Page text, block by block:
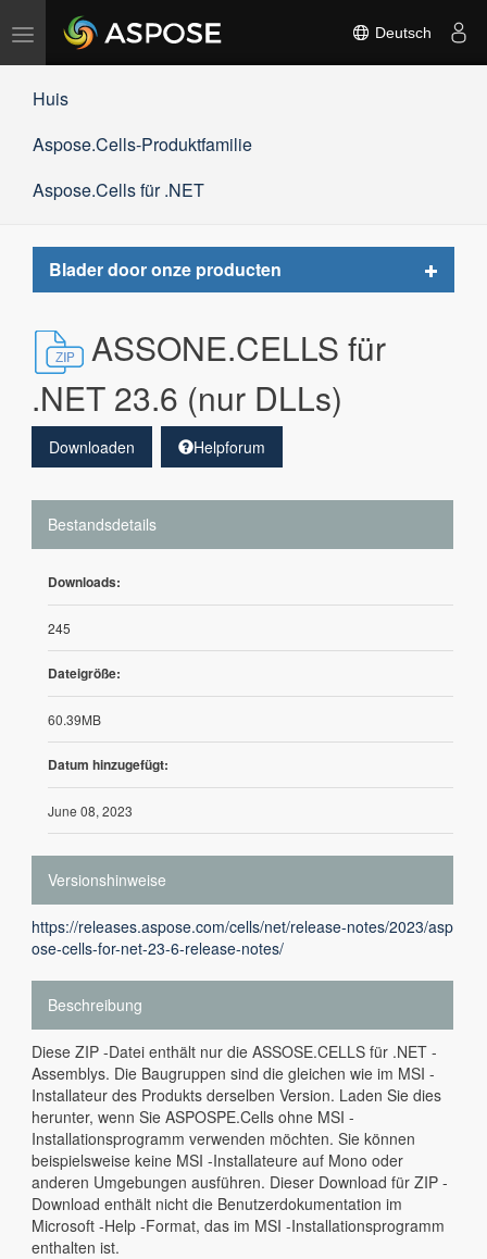
Navigation
umschalten
Deutsch
Huis
Aspose.Cells-Produktfamilie
Aspose.Cells für .NET
Blader door onze producten
Toggle
ASSONE.CELLS für
.NET 23.6 (nur DLLs)
Downloaden Helpforum
Bestandsdetails
Downloads:
245
Dateigröße:
60.39MB
Datum hinzugefügt:
June 08, 2023
Versionshinweise
https://releases.aspose.com/cells/net/release-notes/2023/asp
ose-cells-for-net-23-6-release-notes/
Beschreibung
Diese ZIP -Datei enthält nur die ASSOSE.CELLS für .NET -
Assemblys. Die Baugruppen sind die gleichen wie im MSI -
Installateur des Produkts derselben Version. Laden Sie dies
herunter, wenn Sie ASPOSPE.Cells ohne MSI -
Installationsprogramm verwenden möchten. Sie können
beispielsweise keine MSI -Installateure auf Mono oder
anderen Umgebungen ausführen. Dieser Download für ZIP -
Download enthält nicht die Benutzerdokumentation im
Microsoft -Help -Format, das im MSI -Installationsprogramm
enthalten ist.